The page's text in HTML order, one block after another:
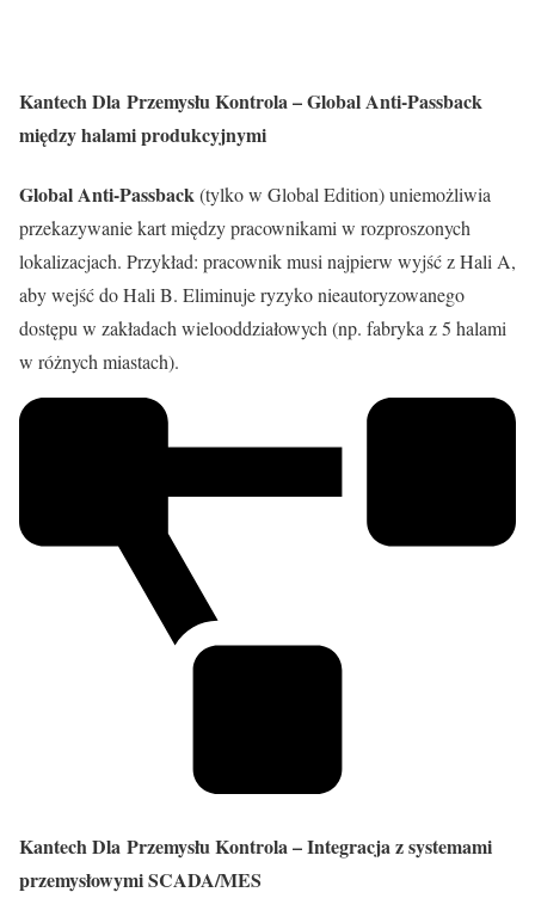
Kantech Dla Przemysłu Kontrola – Global Anti-Passback
między halami produkcyjnymi
Global Anti-Passback(tylko w Global Edition) uniemożliwia
przekazywanie kart między pracownikami w rozproszonych
lokalizacjach. Przykład: pracownik musi najpierw wyjść z Hali A,
aby wejść do Hali B. Eliminuje ryzyko nieautoryzowanego
dostępu w zakładach wielooddziałowych (np. fabryka z 5 halami
w różnych miastach).
Kantech Dla Przemysłu Kontrola – Integracja z systemami
przemysłowymi SCADA/MES